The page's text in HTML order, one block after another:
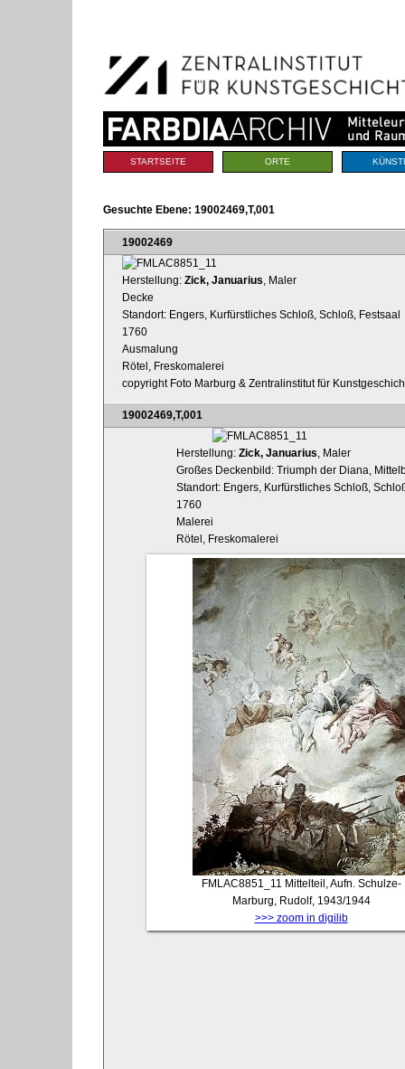
Navigation
Sektionen
STARTSEITE ORTE
Gesuchte Ebene: 19002469,T,001
19002469
Herstellung: Zick, Januarius , Maler
Decke
Standort: Engers, Kurfürstliches Schloß, Schloß, Festsaal
1760
Ausmalung
Rötel, Freskomalerei
copyright Foto Marburg & Zentralinstitut für
19002469,T,001
Herstellung: Zick, Januarius, Maler
Großes Deckenbild: Triumph der Diana,
Standort: Engers, Kurfürstliches Schloß,
1760
Malerei
Rötel, Freskomalerei
FMLAC8851_11 Mittelteil, Aufn. Schulze-
Marburg, Rudolf, 1943/1944
>>> zoom in digilib